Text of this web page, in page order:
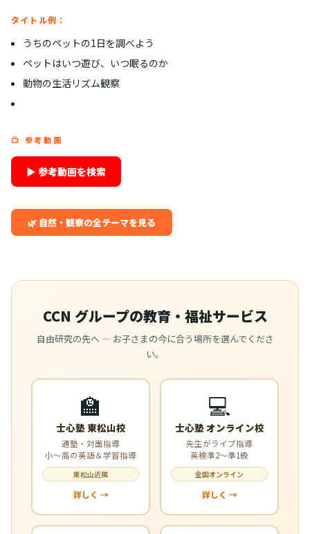
タイトル例：
うちのペットの1日を調べよう
ペットはいつ遊び、いつ眠るのか
動物の生活リズム観察
📺 参考動画
▶ 参考動画を検索
🌿 自然・観察の全テーマを見る
CCN グループの教育・福祉サービス
自由研究の先へ — お子さまの今に合う場所を選んでくださ
い。
🏫
士心塾 東松山校
通塾・対面指導
小〜高の英語＆学習指導
東松山近隣
詳しく →
💻
士心塾 オンライン校
先生がライブ指導
英検準2〜準1級
全国オンライン
詳しく →